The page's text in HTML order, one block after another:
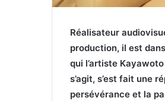
Réalisateur
production, il est
qui l’artiste
s’agit, s’est fait une
persévérance et la